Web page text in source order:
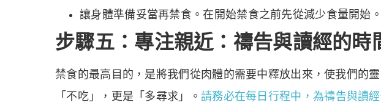
讓身體準備妥當再禁食。在開始禁食之前先從減少食量開始
步驟五：專注親近：禱告與讀經的時
禁食的最高目的，是將我們從肉體的需要中釋放出來，使我們的
「不吃」，更是「多尋求」。 請務必在每日行程中，為禱告與讀